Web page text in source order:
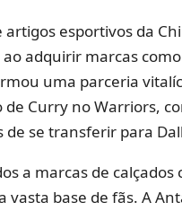
esportivos da
adquirir marcas como
uma parceria
Curry no Warriors,
de se transferir para
a marcas de calçados
base de fãs. A